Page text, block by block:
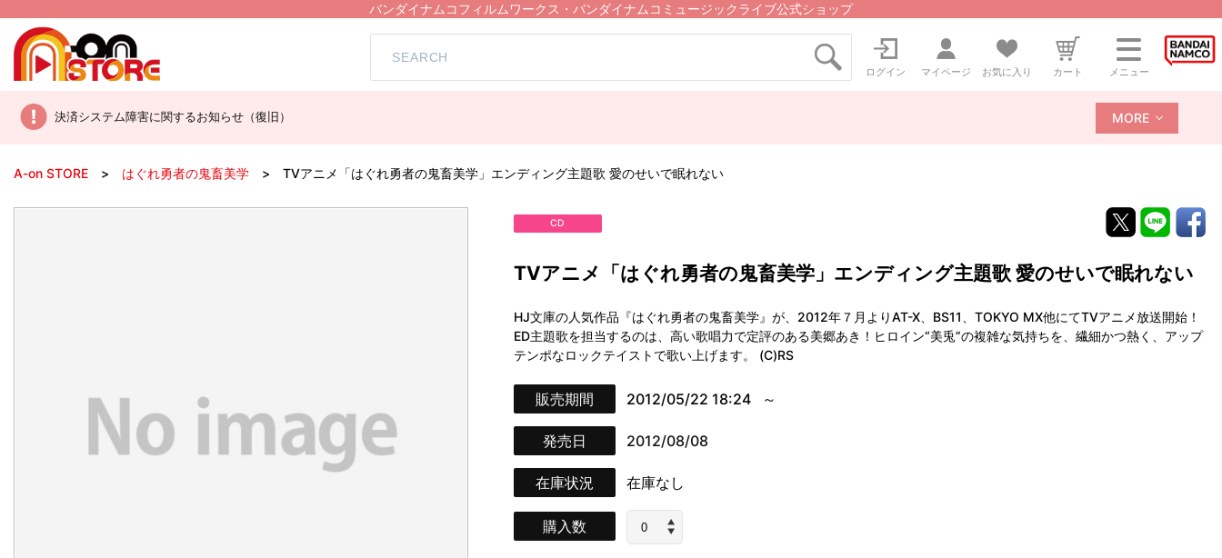
バンダイナムコフィルムワークス・バンダイナムコミュージックライブ公式ショップ
ログイン マイページ お気に入り カート メニュー
決済システム障害に関するお知らせ（復旧） MORE
A-on STORE はぐれ勇者の鬼畜美学 TVアニメ「はぐれ勇者の鬼畜美学」エンディング主題歌 愛のせいで眠れない
CD
TVアニメ「はぐれ勇者の鬼畜美学」エンディング主題歌 愛のせいで眠れない
HJ文庫の人気作品『はぐれ勇者の鬼畜美学』が、2012年７月よりAT-X、BS11、TOKYO MX他にてTVアニメ放送開始！
ED主題歌を担当するのは、高い歌唱力で定評のある美郷あき！ヒロイン“美兎”の複雑な気持ちを、繊細かつ熱く、アップ
テンポなロックテイストで歌い上げます。 (C)RS
販売期間 2012/05/22 18:24
発売日 2012/08/08
在庫状況 在庫なし
購入数